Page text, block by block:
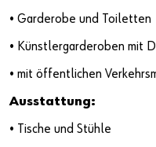
• Garderobe und Toiletten
• Künstlergarderoben mit
• mit öffentlichen
Ausstattung:
• Tische und Stühle